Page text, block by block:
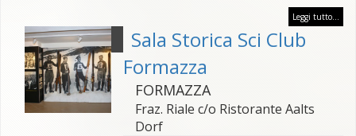
Leggi tutto...
Sala Storica Sci Club
Formazza
FORMAZZA
Fraz. Riale c/o Ristorante Aalts
Dorf